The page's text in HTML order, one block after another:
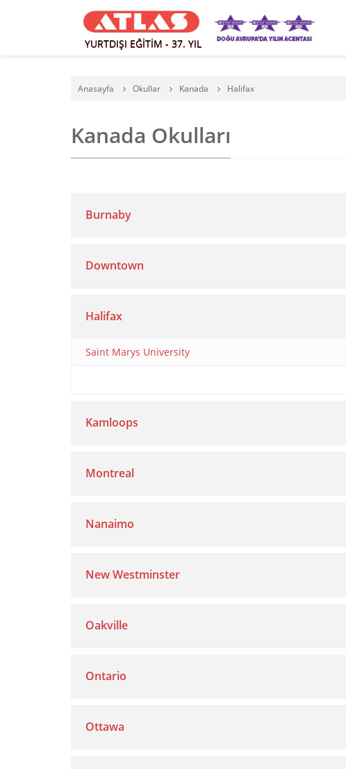
YURTDIŞI EĞİTİM - 37. YIL
Anasayfa Okullar Kanada Halifax
Kanada Okulları
Burnaby
Downtown
Halifax
Saint Marys University
Kamloops
Montreal
Nanaimo
New Westminster
Oakville
Ontario
Ottawa